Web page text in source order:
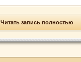
Читать запись полностью